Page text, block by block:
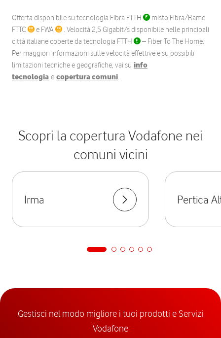
Offerta disponibile su tecnologia Fibra FTTH
misto Fibra/Rame
FTTC
e FWA
. Velocità 2,5 Gigabit/s disponibile nelle principali
città italiane coperte da tecnologia FTTH
– Fiber To The Home.
Per maggiori informazioni sulle velocità effettive e su possibili
limitazioni tecniche e geografiche, vai su info
tecnologia e copertura comuni.
Scopri la copertura Vodafone nei
comuni vicini
Irma Pertica
Gestisci nel modo migliore i tuoi prodotti e Servizi
Vodafone